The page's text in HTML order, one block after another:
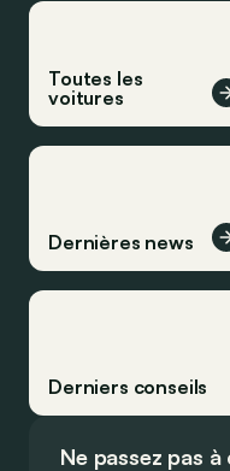
Toutes les
voitures
Dernières news
Derniers conseils
Ne passez pas